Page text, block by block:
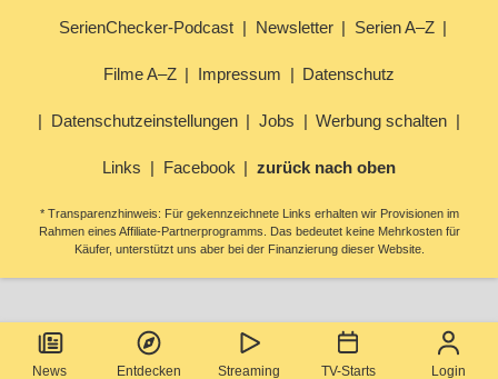
News Entdecken Streaming TV-Starts Login
SerienChecker-Podcast Newsletter Serien A–Z
Filme A–Z Impressum Datenschutz
Datenschutzeinstellungen Jobs Werbung schalten
Links Facebook zurück nach oben
* Transparenzhinweis: Für gekennzeichnete Links erhalten wir Provisionen im
Rahmen eines Affiliate-Partnerprogramms. Das bedeutet keine Mehrkosten für
Käufer, unterstützt uns aber bei der Finanzierung dieser Website.